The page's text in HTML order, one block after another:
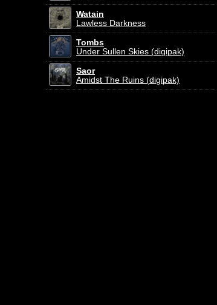
Watain
Lawless Darkness
Tombs
Under Sullen Skies (digipak)
Saor
Amidst The Ruins (digipak)